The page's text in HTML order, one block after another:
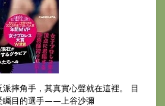
摔角手，其真實心聲就在這裡。 目
矚目的選手——上谷沙彌